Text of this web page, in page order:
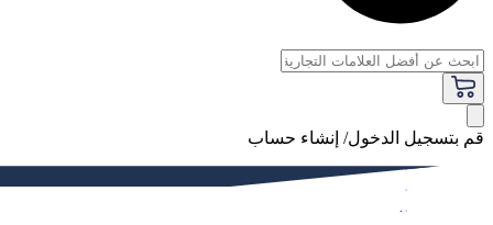
قم بتسجيل الدخول/ إنشاء حساب
فاخر
النساء
الرجال